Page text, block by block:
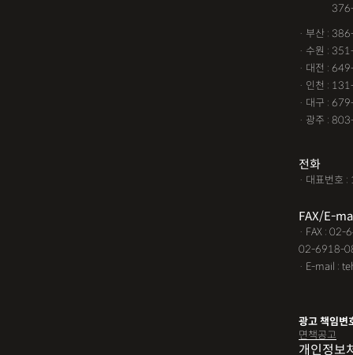
· 부산 :
· 수원 :
· 대전 :
· 인천 :
· 대구 :
· 광주 :
전화
· 대표번호
FAX/E-
· FAX :
02-6918-
· E-mail :
광고 책임변
면책공고
개인정보